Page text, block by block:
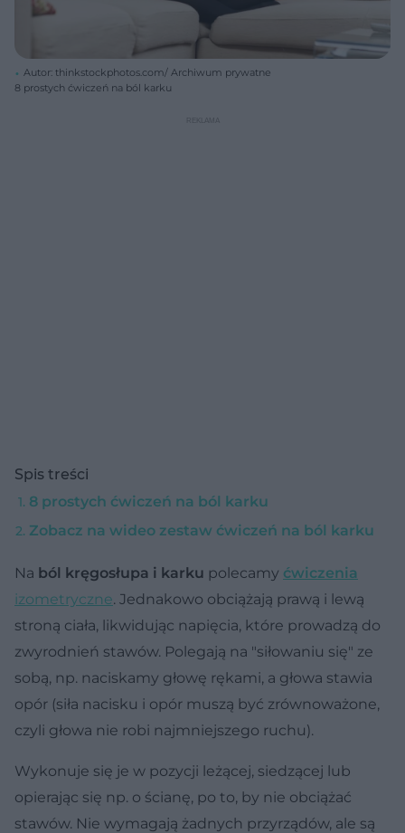
Autor: thinkstockphotos.com/ Archiwum prywatne
8 prostych ćwiczeń na ból karku
Spis treści
8 prostych ćwiczeń na ból karku
Zobacz na wideo zestaw ćwiczeń na ból karku
Na ból kręgosłupa i karku polecamy ćwiczenia
izometryczne. Jednakowo obciążają prawą i lewą
stroną ciała, likwidując napięcia, które prowadzą do
zwyrodnień stawów. Polegają na "siłowaniu się" ze
sobą, np. naciskamy głowę rękami, a głowa stawia
opór (siła nacisku i opór muszą być zrównoważone,
czyli głowa nie robi najmniejszego ruchu).
Wykonuje się je w pozycji leżącej, siedzącej lub
opierając się np. o ścianę, po to, by nie obciążać
stawów. Nie wymagają żadnych przyrządów, ale są